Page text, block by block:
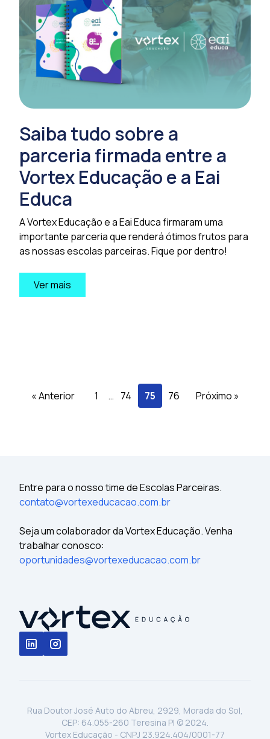
Saiba tudo sobre a
parceria firmada entre a
Vortex Educação e a Eai
Educa
A Vortex Educação e a Eai Educa firmaram uma
importante parceria que renderá ótimos frutos para
as nossas escolas parceiras. Fique por dentro!
Ver mais
« Anterior 1 … 74 75 76 Próximo »
Entre para o nosso time de Escolas Parceiras.
contato@vortexeducacao.com.br
Seja um colaborador da Vortex Educação. Venha
trabalhar conosco:
oportunidades@vortexeducacao.com.br
Rua Doutor José Auto do Abreu, 2929, Morada do Sol,
CEP: 64.055-260 Teresina PI © 2024.
Vortex Educação - CNPJ 23.924.404/0001-77